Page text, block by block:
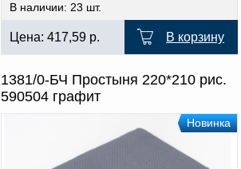
В наличии: 23 шт.
Цена: 417,59 р. В корзину
1381/0-БЧ Простыня 220*210 рис.
590504 графит
Новинка